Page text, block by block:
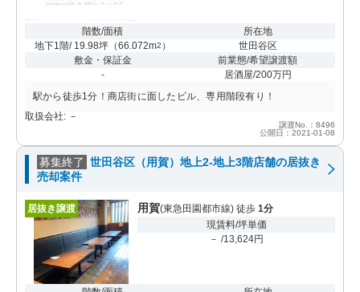
階数/面積
地下1階/ 19.98坪（66.072m2 ）
所在地
世田谷区
敷金・保証金
-
前業態/希望譲渡額
居酒屋/200万円
駅から徒歩1分！商店街に面したビル、専用階段有り！
取扱会社: －
譲渡No.：8496
公開日：2021-01-08
募集終了 世田谷区（用賀）地上2-地上3階店舗の居抜き
売却案件
居抜き譲渡 用賀(東急田園都市線) 徒歩 1分
現賃料/坪単価
－ /13,624円